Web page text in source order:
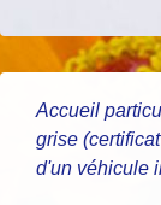
Accueil
grise
d'un véhicule